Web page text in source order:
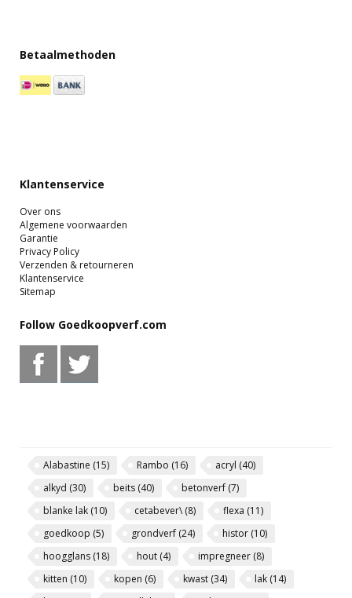
Betaalmethoden
Klantenservice
Over ons
Algemene voorwaarden
Garantie
Privacy Policy
Verzenden & retourneren
Klantenservice
Sitemap
Follow Goedkoopverf.com
Alabastine (15) Rambo (16) acryl (40)
alkyd (30) beits (40) betonverf (7)
blanke lak (10) cetabever\(8) flexa (11)
goedkoop (5) grondverf (24) histor (10)
hoogglans (18) hout (4) impregneer (8)
kitten (10) kopen (6) kwast (34) lak (14)